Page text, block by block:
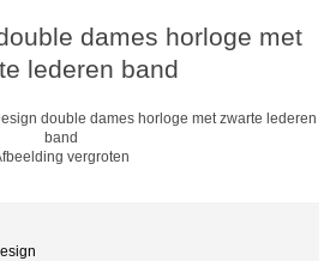
dames horloge met
lederen band
vergroten